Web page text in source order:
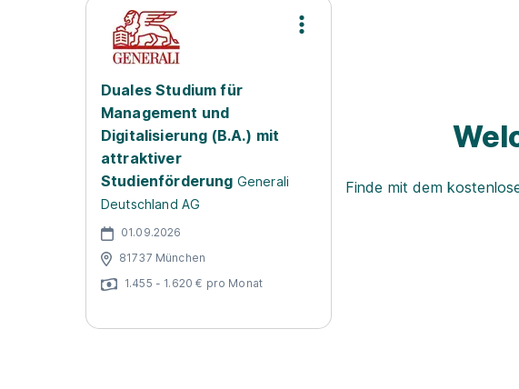
Duales Studium für
Management und
Digitalisierung (B.A.) mit
attraktiver
Studienförderung Generali
Deutschland AG
01.09.2026
81737 München
1.455 - 1.620 € pro Monat
Finde mit dem